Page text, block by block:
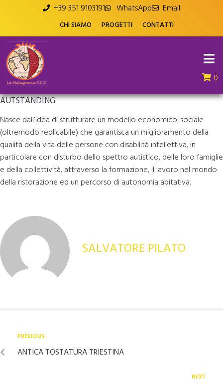
+39 351 9103191 WhatsApp Email
CHI SIAMO PROGETTI CONTATTI
0
AUTSTANDING
Nasce dall’idea di strutturare un modello economico-sociale
(oltremodo replicabile) che garantisca un miglioramento della
qualità della vita delle persone con disabilità intellettiva, in
particolare con disturbo dello spettro autistico, delle loro famiglie
e della collettività, attraverso la formazione, il lavoro nel mondo
della ristorazione ed un percorso di autonomia abitativa.
SALVATORE PILATO
PREVIOUS
ANTICA TOSTATURA TRIESTINA
NEXT